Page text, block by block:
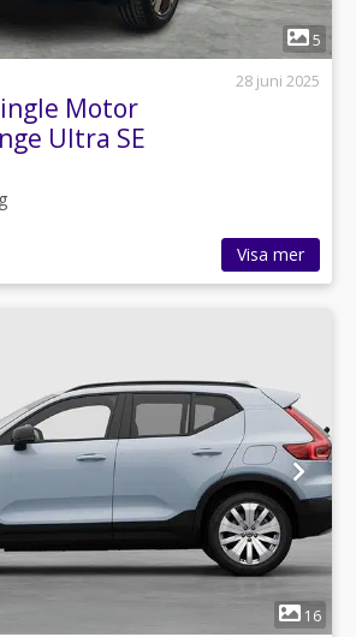
1
5
28 juni 2025
Motor
Ultra SE
Visa mer
16